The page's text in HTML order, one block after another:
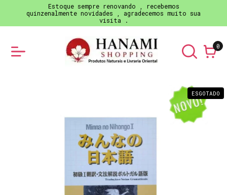
Estoque sempre renovando , recebemos
quinzenalmente novidades , agradecemos muito sua
visita .
0
ESGOTADO